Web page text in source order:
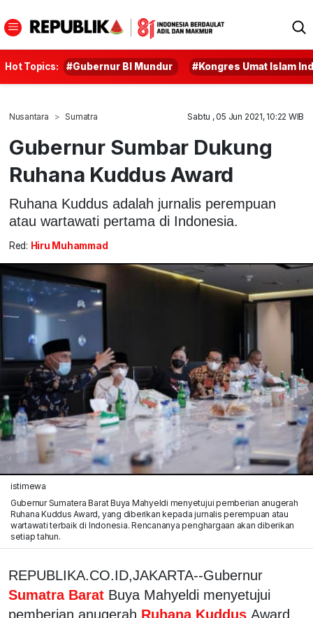
Hot Topics: #Gubernur BI Mundur #Kongres Umat Islam
Nusantara Sumatra Sabtu , 05 Jun 2021, 10:22 WIB
Gubernur Sumbar Dukung
Ruhana Kuddus Award
Ruhana Kuddus adalah jurnalis perempuan
atau wartawati pertama di Indonesia.
Red: Hiru Muhammad
istimewa
Gubernur Sumatera Barat Buya Mahyeldi menyetujui pemberian anugerah
Ruhana Kuddus Award, yang diberikan kepada jurnalis perempuan atau
wartawati terbaik di Indonesia. Rencananya penghargaan akan diberikan
setiap tahun.
REPUBLIKA.CO.ID,JAKARTA--Gubernur
Sumatra Barat Buya Mahyeldi menyetujui
pemberian anugerah Ruhana Kuddus Award,